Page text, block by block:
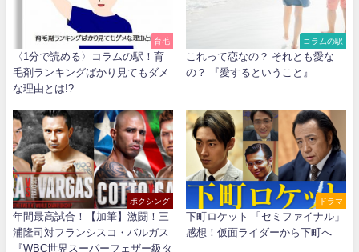
育毛
〈1分で読める〉コラムの駅！育
毛剤ランキングばかり見てもダメ
な理由とは!?
コラムの駅
これって恋なの？ それとも愛な
の？ 『愛するということ』
ボクシング
年間最高試合！【加筆】激闘！三
浦隆司対フランシスコ・バルガス
『WBC世界スーパーフェザー級タ
ドラマ
下町ロケット 「セミファイナル」
感想！仮面ライダーから下町へ